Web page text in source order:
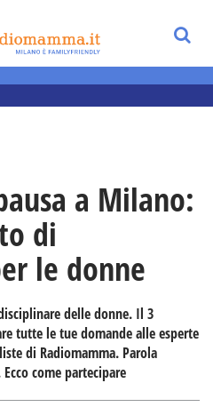
per i genitori
a Milano:
di
le donne
delle donne. Il 3
tutte le tue domande alle esperte
di Radiomamma. Parola
come partecipare